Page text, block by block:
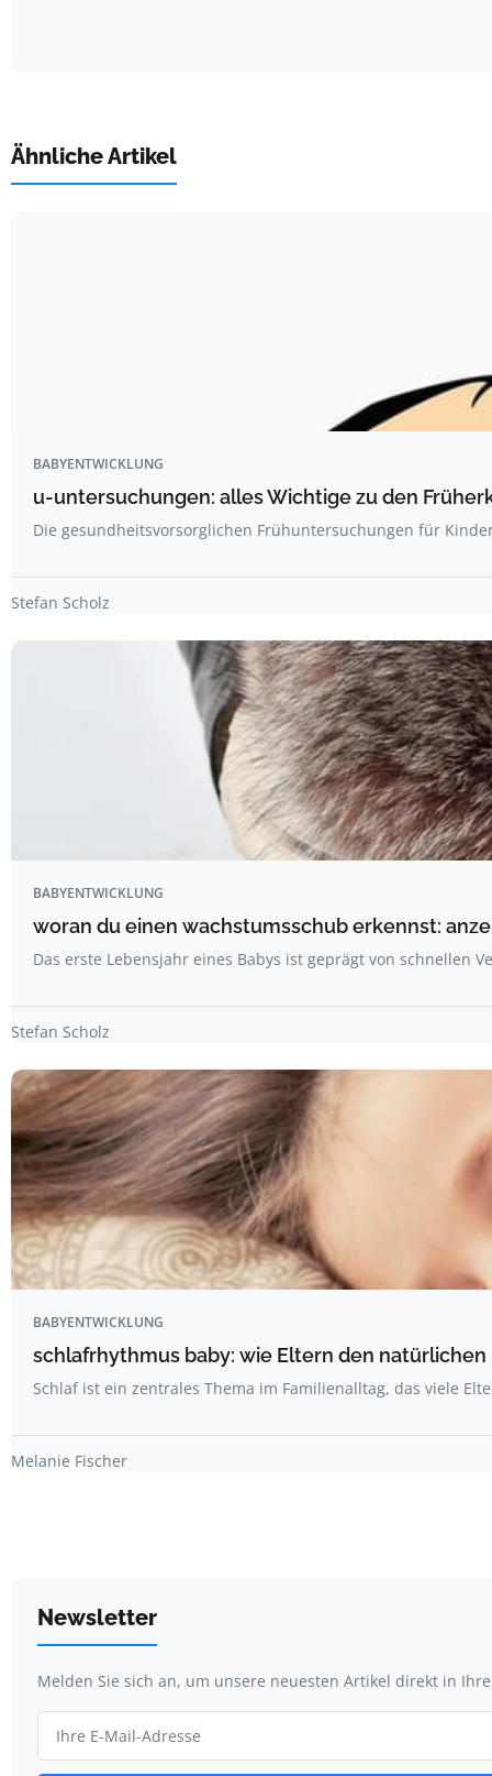
Ähnliche Artikel
BABYENTWICKLUNG
u-untersuchungen: alles Wichtige zu den
Die gesundheitsvorsorglichen Frühuntersuchungen für
Stefan Scholz
BABYENTWICKLUNG
woran du einen wachstumsschub erkennst:
Das erste Lebensjahr eines Babys ist geprägt von schnellen
Stefan Scholz
BABYENTWICKLUNG
schlafrhythmus baby: wie Eltern den
Schlaf ist ein zentrales Thema im Familienalltag, das viele
Melanie Fischer
Newsletter
Melden Sie sich an, um unsere neuesten Artikel direkt in